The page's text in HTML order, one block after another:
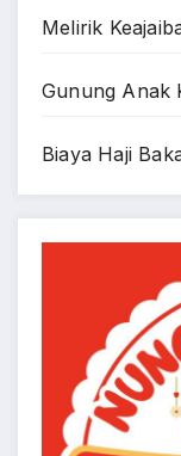
Melirik
Gunung Anak
Biaya Haji